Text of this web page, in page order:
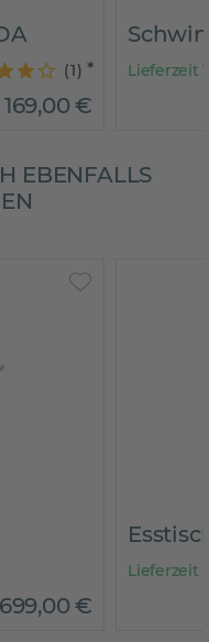
(1)
169,00€
Lieferzeit
EBENFALLS
699,00€
Lieferzeit